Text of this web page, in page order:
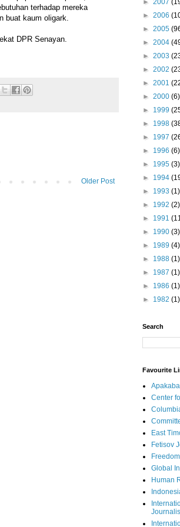
terhadap mereka
buat kaum oligark.
DPR Senayan.
Older Post
► 2007
► 2006
► 2005
► 2004
► 2003
► 2002
► 2001
► 2000 (6)
► 1999
► 1998
► 1997
► 1996 (6)
► 1995 (3)
► 1994
► 1993 (1)
► 1992 (2)
► 1991
► 1990 (3)
► 1989 (4)
► 1988 (1)
► 1987 (1)
► 1986 (1)
► 1982 (1)
Search
Favourite
Center
East
Fetisov
Global
Human